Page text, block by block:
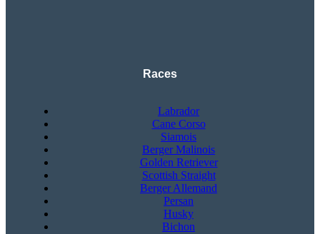
Races
Labrador
Cane Corso
Siamois
Berger Malinois
Golden Retriever
Scottish Straight
Berger Allemand
Persan
Husky
Bichon